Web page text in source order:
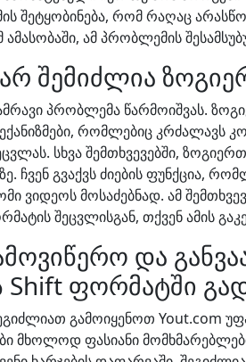
შეტყობინება, რომ რაღაც
ამასობაში, ამ პრობლემის
შემიძლია
პრობლემა წარმოიშვას.
რომლებიც კრძალავს
სხვა შემთხვევებში,
ჩვენ გვაქვს ძიების ფუნქცია,
ვიდეოს მოსაძებნად. ამ
შეცვლისგან, თქვენ ამის
და
Shift ფორმატში
გამოიყენოთ Yout.com
მხოლოდ ფასიანი